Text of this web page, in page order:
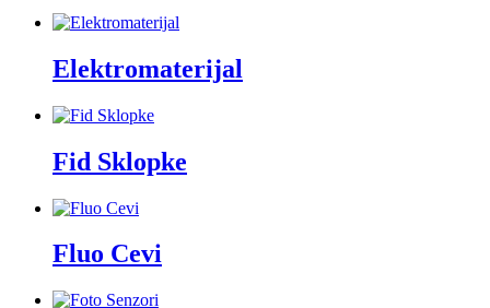
Elektromaterijal
Fid Sklopke
Fluo Cevi